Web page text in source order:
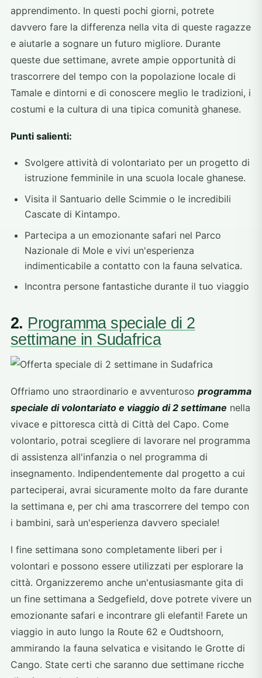
apprendimento. In questi pochi giorni, potrete
davvero fare la differenza nella vita di queste ragazze
e aiutarle a sognare un futuro migliore. Durante
queste due settimane, avrete ampie opportunità di
trascorrere del tempo con la popolazione locale di
Tamale e dintorni e di conoscere meglio le tradizioni, i
costumi e la cultura di una tipica comunità ghanese.
Punti salienti:
Svolgere attività di volontariato per un progetto di
istruzione femminile in una scuola locale ghanese.
Visita il Santuario delle Scimmie o le incredibili
Cascate di Kintampo.
Partecipa a un emozionante safari nel Parco
Nazionale di Mole e vivi un'esperienza
indimenticabile a contatto con la fauna selvatica.
Incontra persone fantastiche durante il tuo viaggio
2. Programma speciale di 2
settimane in Sudafrica
Offriamo uno straordinario e avventuroso programma
speciale di volontariato e viaggio di 2 settimane nella
vivace e pittoresca città di Città del Capo. Come
volontario, potrai scegliere di lavorare nel programma
di assistenza all'infanzia o nel programma di
insegnamento. Indipendentemente dal progetto a cui
parteciperai, avrai sicuramente molto da fare durante
la settimana e, per chi ama trascorrere del tempo con
i bambini, sarà un'esperienza davvero speciale!
I fine settimana sono completamente liberi per i
volontari e possono essere utilizzati per esplorare la
città. Organizzeremo anche un'entusiasmante gita di
un fine settimana a Sedgefield, dove potrete vivere un
emozionante safari e incontrare gli elefanti! Farete un
viaggio in auto lungo la Route 62 e Oudtshoorn,
ammirando la fauna selvatica e visitando le Grotte di
Cango. State certi che saranno due settimane ricche